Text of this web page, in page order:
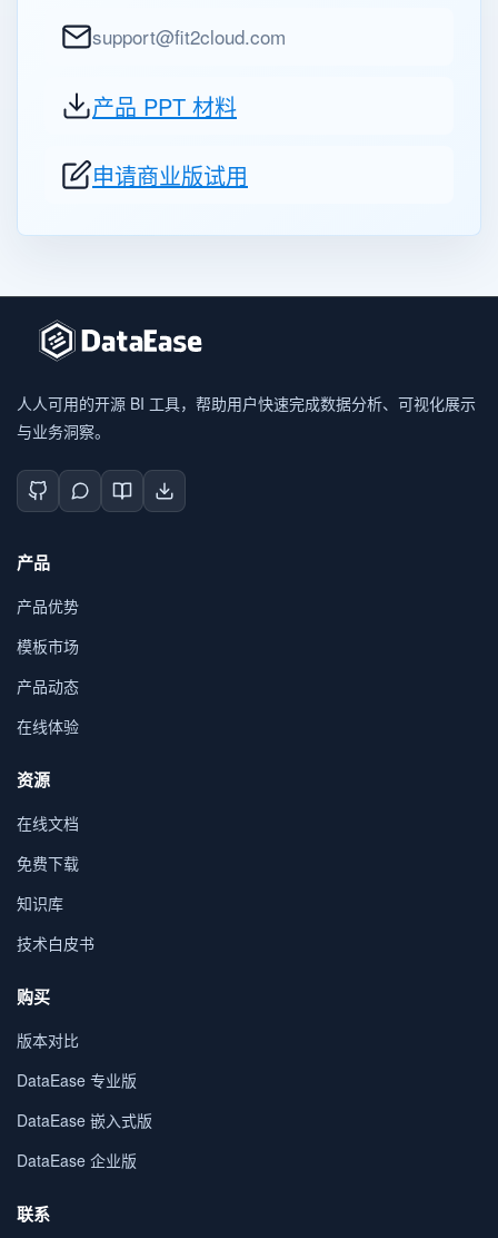
support@fit2cloud.com
产品 PPT 材料
申请商业版试用
人人可用的开源 BI 工具，帮助用户快速完成数据分析、可视化展示
与业务洞察。
产品
产品优势
模板市场
产品动态
在线体验
资源
在线文档
免费下载
知识库
技术白皮书
购买
版本对比
DataEase 专业版
DataEase 嵌入式版
DataEase 企业版
联系